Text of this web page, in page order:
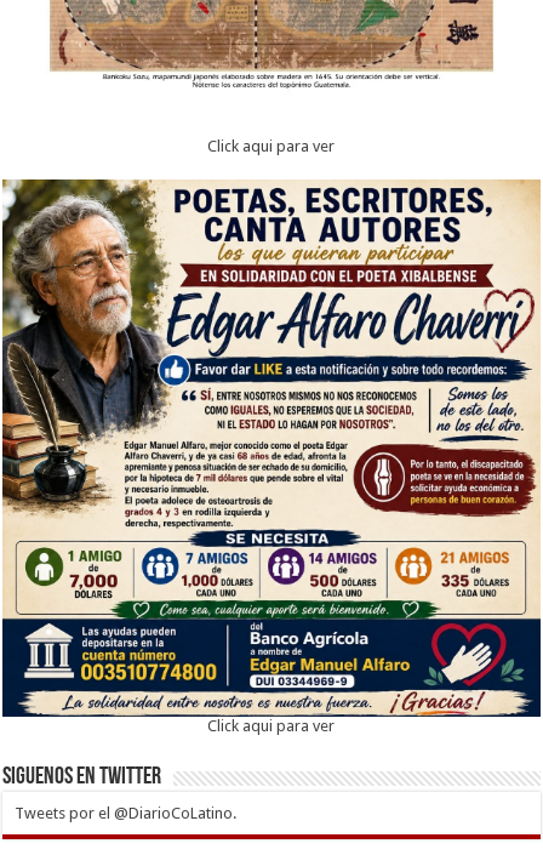
Click aqui para ver
Click aqui para ver
Siguenos en twitter
Tweets por el @DiarioCoLatino.